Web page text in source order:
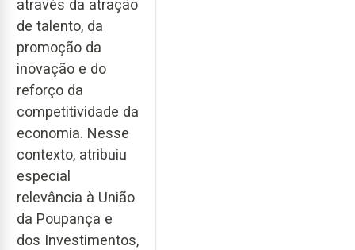
através da atração
de talento, da
promoção da
inovação e do
reforço da
competitividade da
economia. Nesse
contexto, atribuiu
especial
relevância à União
da Poupança e
dos Investimentos,